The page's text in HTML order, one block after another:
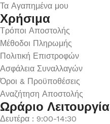
Τα Αγαπημένα μου
Χρήσιμα
Τρόποι Αποστολής
Μέθοδοι Πληρωμής
Πολιτική Επιστροφών
Ασφάλεια Συναλλαγών
Όροι & Προϋποθέσεις
Αναζήτηση Αποστολής
Ωράριο
Δευτέρα : 9:00-14:30